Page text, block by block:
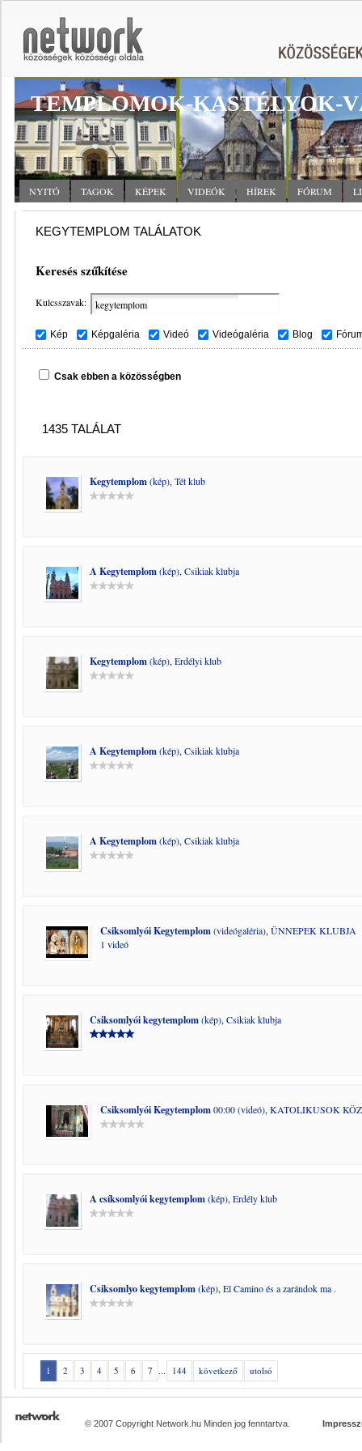
TEMPLOMOK-KASTÉLYOK-
NYITÓ TAGOK KÉPEK VIDEÓK HÍREK FÓRUM
KEGYTEMPLOM TALÁLATOK
Keresés szűkítése
Kulcsszavak:
Kép Képgaléria Videó Videógaléria Blog
Csak ebben a közösségben
1435 TALÁLAT
Kegytemplom(kép), Tét klub
A Kegytemplom(kép), Csikiak klubja
Kegytemplom(kép), Erdélyi klub
A Kegytemplom(kép), Csikiak klubja
A Kegytemplom(kép), Csikiak klubja
Csiksomlyói Kegytemplom(videógaléria), ÜNNEPEK KLUBJA
1 videó
Csiksomlyói kegytemplom(kép), Csikiak klubja
Csiksomlyói Kegytemplom00:00 (videó), KATOLIKUSOK
A csíksomlyói kegytemplom(kép), Erdély klub
Csiksomlyo kegytemplom(kép), El Camino és a zarándok ma .
1 2 3 4 5 6 7 ... 144 következő utolsó
© 2007 Copyright Network.hu Minden jog fenntartva.